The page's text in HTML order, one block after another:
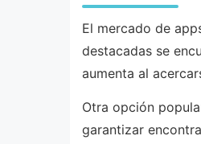
El mercado de
destacadas se
aumenta al
Otra opción
garantizar